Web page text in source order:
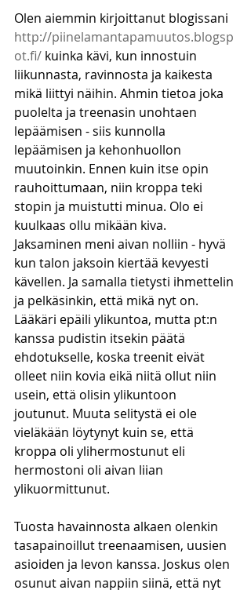
Olen aiemmin kirjoittanut blogissani
http://piinelamantapamuutos.blogsp
ot.fi/ kuinka kävi, kun innostuin
liikunnasta, ravinnosta ja kaikesta
mikä liittyi näihin. Ahmin tietoa joka
puolelta ja treenasin unohtaen
lepäämisen - siis kunnolla
lepäämisen ja kehonhuollon
muutoinkin. Ennen kuin itse opin
rauhoittumaan, niin kroppa teki
stopin ja muistutti minua. Olo ei
kuulkaas ollu mikään kiva.
Jaksaminen meni aivan nolliin - hyvä
kun talon jaksoin kiertää kevyesti
kävellen. Ja samalla tietysti ihmettelin
ja pelkäsinkin, että mikä nyt on.
Lääkäri epäili ylikuntoa, mutta pt:n
kanssa pudistin itsekin päätä
ehdotukselle, koska treenit eivät
olleet niin kovia eikä niitä ollut niin
usein, että olisin ylikuntoon
joutunut. Muuta selitystä ei ole
vieläkään löytynyt kuin se, että
kroppa oli ylihermostunut eli
hermostoni oli aivan liian
ylikuormittunut.
Tuosta havainnosta alkaen olenkin
tasapainoillut treenaamisen, uusien
asioiden ja levon kanssa. Joskus olen
osunut aivan nappiin siinä, että nyt